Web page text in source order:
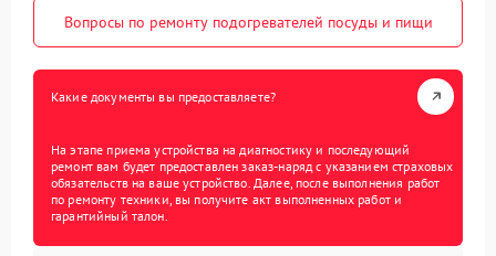
Вопросы по ремонту подогревателей посуды и пищи
Какие документы вы предоставляете?
На этапе приема устройства на диагностику и последующий
ремонт вам будет предоставлен заказ-наряд с указанием страховых
обязательств на ваше устройство. Далее, после выполнения работ
по ремонту техники, вы получите акт выполненных работ и
гарантийный талон.